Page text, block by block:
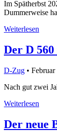
Im Spätherbst
Dummerweise
Weiterlesen
Der D
D-Zug •
Nach gut zwei
Weiterlesen
Der neue